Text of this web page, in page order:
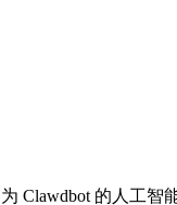
Clawdbot 的人工